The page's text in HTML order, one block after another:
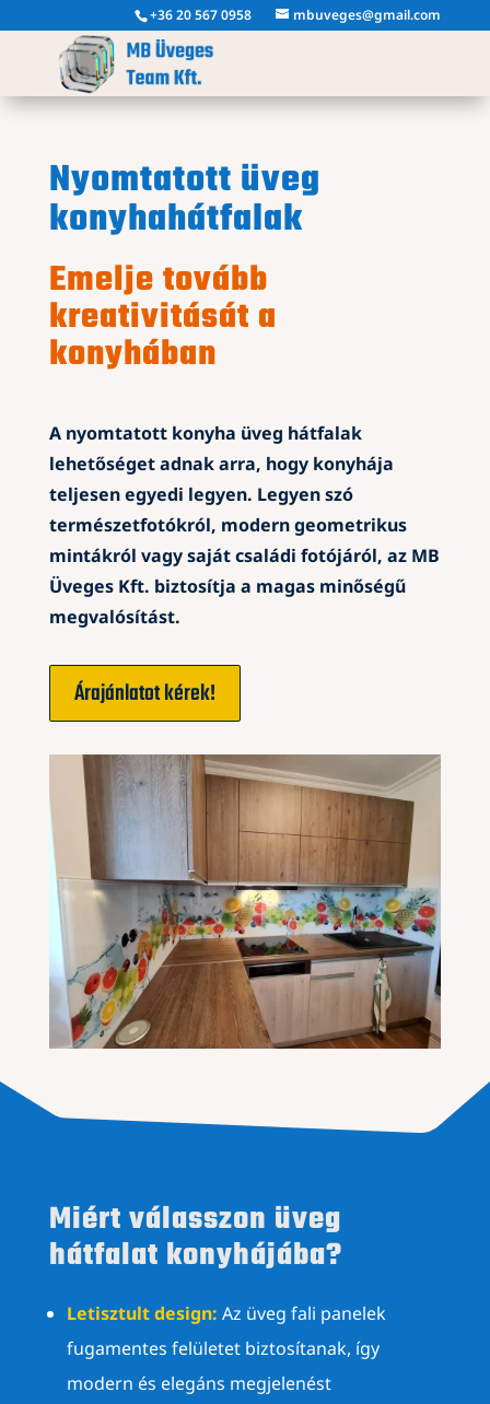
+36 20 567 0958 mbuveges@gmail.com
Nyomtatott üveg
konyhahátfalak
Emelje tovább
kreativitását a
konyhában
A nyomtatott konyha üveg hátfalak
lehetőséget adnak arra, hogy konyhája
teljesen egyedi legyen. Legyen szó
természetfotókról, modern geometrikus
mintákról vagy saját családi fotójáról, az MB
Üveges Kft. biztosítja a magas minőségű
megvalósítást.
Árajánlatot kérek!
Miért válasszon üveg
hátfalat konyhájába?
Letisztult design: Az üveg fali panelek
fugamentes felületet biztosítanak, így
modern és elegáns megjelenést